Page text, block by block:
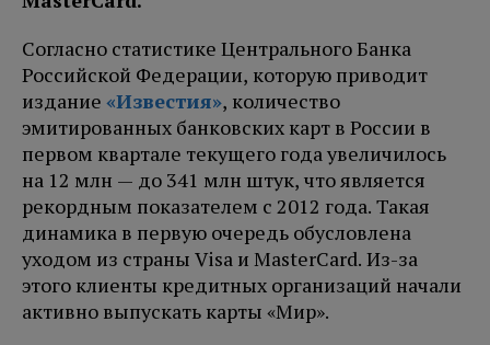
Согласно статистике Центрального Банка
Российской Федерации, которую приводит
издание «Известия», количество
эмитированных банковских карт в России в
первом квартале текущего года увеличилось
на 12 млн — до 341 млн штук, что является
рекордным показателем с 2012 года. Такая
динамика в первую очередь обусловлена
уходом из страны Visa и MasterCard. Из-за
этого клиенты кредитных организаций начали
активно выпускать карты «Мир».